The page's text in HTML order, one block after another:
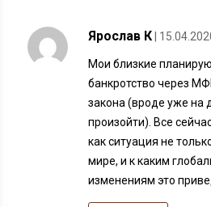
Ярослав К |
Мои близкие
банкротство через
закона (вроде уже на
произойти). Все
как ситуация не
мире, и к каким
изменениям это